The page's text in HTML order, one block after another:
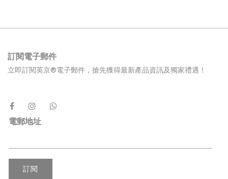
訂閱電子郵件
立即訂閱英京®電子郵件，搶先獲得最新產品資訊及獨家禮遇！
電郵地址
訂閱